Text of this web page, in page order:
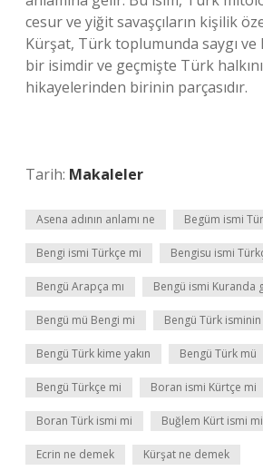
cesur ve yiğit savaşçıların kişilik
Kürşat, Türk toplumunda saygı ve
bir isimdir ve geçmişte Türk
hikayelerinden birinin parçasıdır.
Tarih: Makaleler
Asena adının anlamı ne Begüm ismi
Bengi ismi Türkçe mi Bengisu ismi
Bengü Arapça mı Bengü ismi Kuranda
Bengü mü Bengi mi Bengü Türk
Bengü Türk kime yakın Bengü Türk mü
Bengü Türkçe mi Boran ismi Kürtçe mi
Boran Türk ismi mi Buğlem Kürt ismi mi
Ecrin ne demek Kürşat ne demek